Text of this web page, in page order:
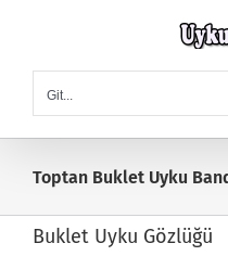
Git...
Toptan Buklet Uyku
Buklet Uyku Gözlüğü